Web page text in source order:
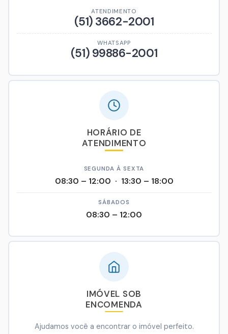
ATENDIMENTO
(51) 3662-2001
WHATSAPP
(51) 99886-2001
HORÁRIO DE
ATENDIMENTO
SEGUNDA À SEXTA
08:30 – 12:00 · 13:30 – 18:00
SÁBADOS
08:30 – 12:00
IMÓVEL SOB
ENCOMENDA
Ajudamos você a encontrar o imóvel perfeito.